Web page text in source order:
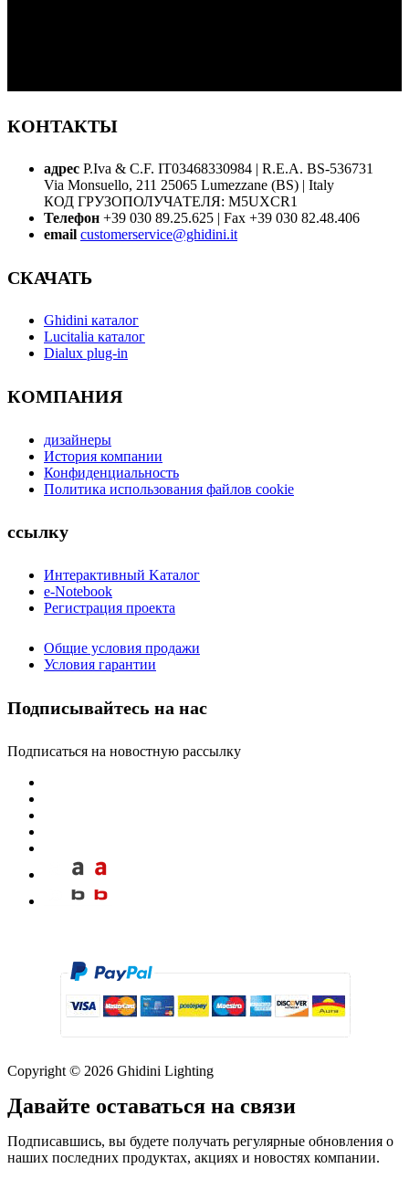
КОНТАКТЫ
адрес P.Iva & C.F. IT03468330984 | R.E.A. BS-536731
Via Monsuello, 211 25065 Lumezzane (BS) | Italy
КОД ГРУЗОПОЛУЧАТЕЛЯ: M5UXCR1
Телефон +39 030 89.25.625 | Fax +39 030 82.48.406
email customerservice@ghidini.it
СКАЧАТЬ
Ghidini каталог
Lucitalia каталог
Dialux plug-in
КОМПАНИЯ
дизайнеры
История компании
Конфиденциальность
Политика использования файлов cookie
ссылку
Интерактивный Kаталог
e-Notebook
Регистрация проекта
Общие условия продажи
Условия гарантии
Подписывайтесь на нас
Подписаться на новостную рассылку
Copyright © 2026 Ghidini Lighting
Давайте оставаться на связи
Подписавшись, вы будете получать регулярные обновления о
наших последних продуктах, акциях и новостях компании.